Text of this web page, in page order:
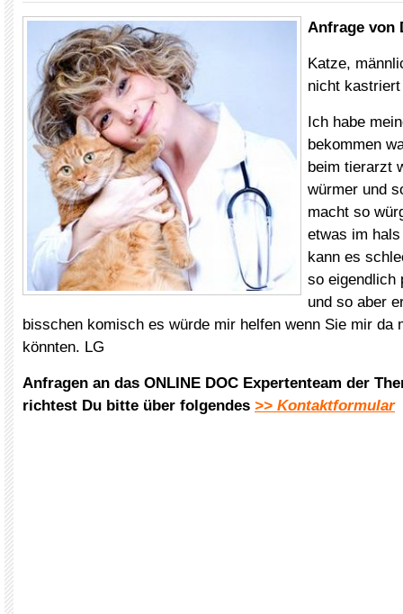
Anfrage von
Katze,
nicht kastriert
Ich habe
bekommen
beim tierarzt
würmer und
macht so
etwas im
kann es
so eigendlich
und so aber
bisschen komisch es würde mir helfen wenn Sie mir da
könnten. LG
Anfragen an das ONLINE DOC Expertenteam der
richtest Du bitte über folgendes >> Kontaktformular